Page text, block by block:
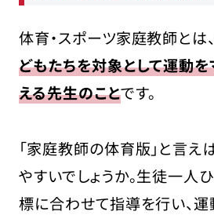
ジェント）に相談を
まとめ
体育・スポーツ家庭教師とは
どもたちを対象として運動
える先生のことです。
「家庭教師の体育版」と言え
やすいでしょうか。生徒一人
標に合わせて指導を行い、